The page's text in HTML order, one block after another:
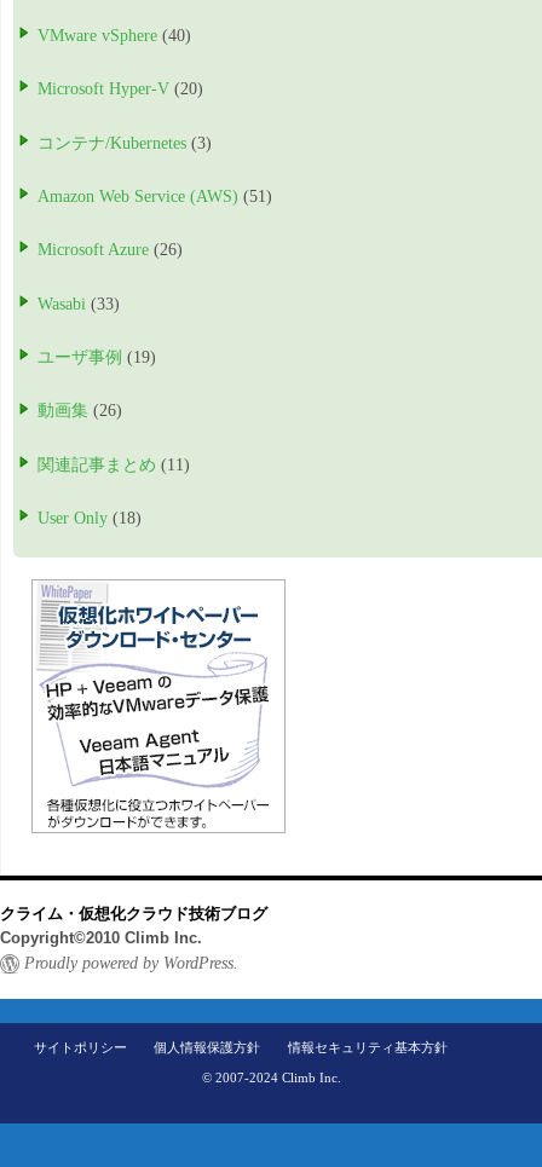
VMware vSphere (40)
Microsoft Hyper-V (20)
コンテナ/Kubernetes (3)
Amazon Web Service (AWS) (51)
Microsoft Azure (26)
Wasabi (33)
ユーザ事例 (19)
動画集 (26)
関連記事まとめ (11)
User Only (18)
クライム・仮想化クラウド技術ブログ
Copyright©2010 Climb Inc.
Proudly powered by WordPress.
サイトポリシー 個人情報保護方針 情報セキュリティ基本方針
© 2007-2024 Climb Inc.